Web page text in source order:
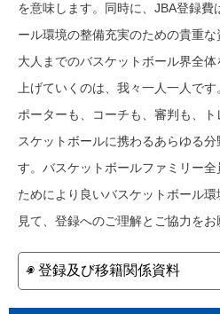
を意味します。同時に、JBA登録費
ール環境の整備充実のための貴重
大人までのバスケットボール界全
上げていくのは、我々一人一人で
ポーターも、コーチも、審判も、
スケットボールに携わるあらゆる
す。バスケットボールファミリー
ためにより良いバスケットボール
見て、登録へのご理解とご協力をお
◉ 登録及び移籍関係資料